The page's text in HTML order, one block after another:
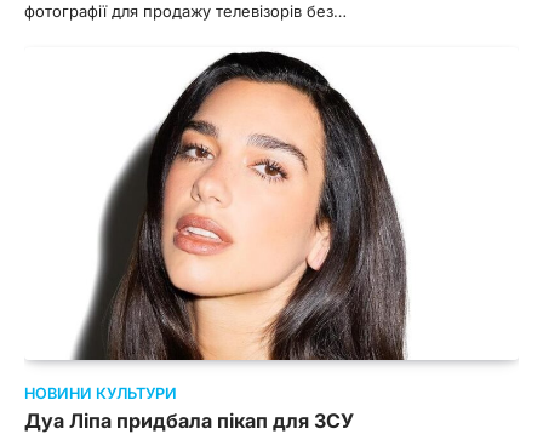
фотографії для продажу телевізорів без…
НОВИНИ КУЛЬТУРИ
Дуа Ліпа придбала пікап для ЗСУ